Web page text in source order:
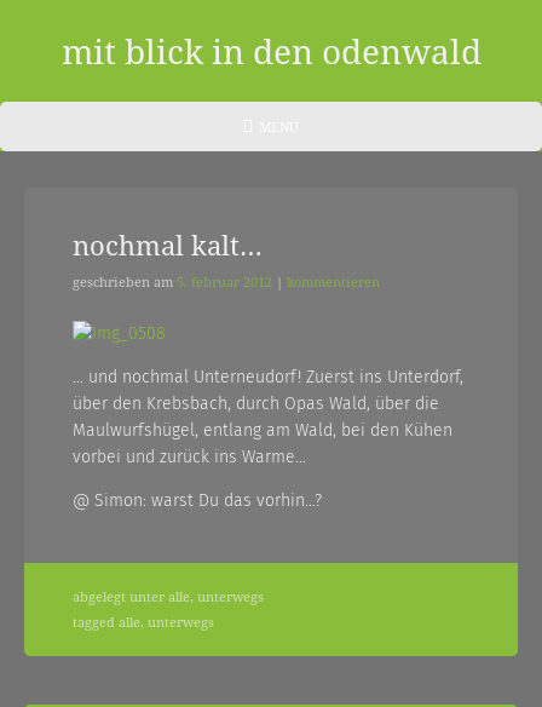
mit blick in den odenwald
blog
dem
odenwald
zwischendurch
nebenher…
nochmal kalt…
geschrieben am 5. februar 2012 | kommentieren
… und nochmal Unterneudorf! Zuerst ins Unterdorf,
über den Krebsbach, durch Opas Wald, über die
Maulwurfshügel, entlang am Wald, bei den Kühen
vorbei und zurück ins Warme…
@ Simon: warst Du das vorhin…?
abgelegt unter alle, unterwegs
tagged alle, unterwegs